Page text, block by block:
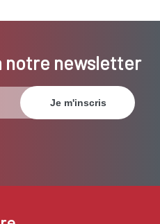
notre newsletter